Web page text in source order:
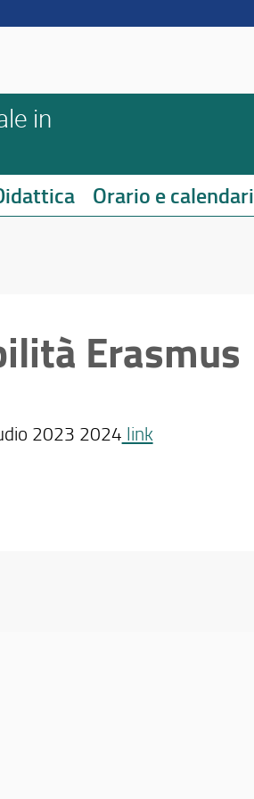
in
Orario e calendari
Erasmus
2023 2024 link